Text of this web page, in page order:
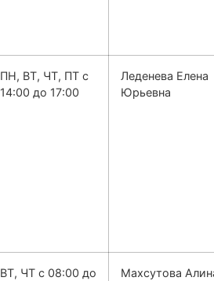
ПН, ВТ, ЧТ, ПТ с
14:00 до 17:00
Леденева Елена
Юрьевна
ВТ, ЧТ с 08:00 до
Махсутова